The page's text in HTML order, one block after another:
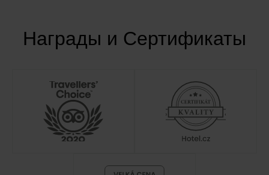
Награды и Сертификаты